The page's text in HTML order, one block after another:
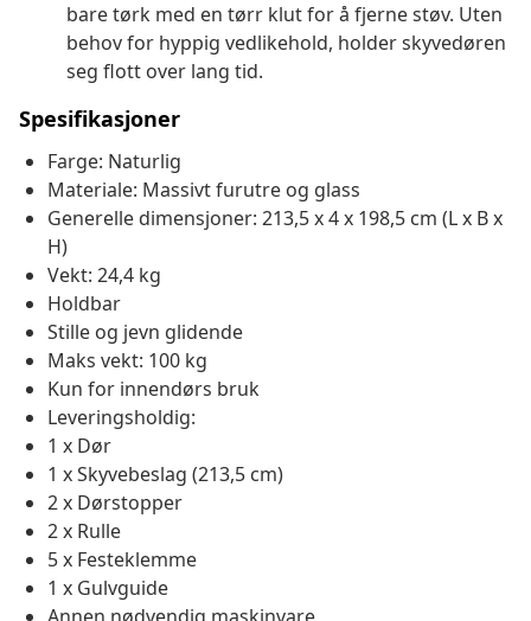
bare tørk med en tørr klut for å fjerne støv. Uten
behov for hyppig vedlikehold, holder skyvedøren
seg flott over lang tid.
Spesifikasjoner
Farge: Naturlig
Materiale: Massivt furutre og glass
Generelle dimensjoner: 213,5 x 4 x 198,5 cm (L x B x
H)
Vekt: 24,4 kg
Holdbar
Stille og jevn glidende
Maks vekt: 100 kg
Kun for innendørs bruk
Leveringsholdig:
1 x Dør
1 x Skyvebeslag (213,5 cm)
2 x Dørstopper
2 x Rulle
5 x Festeklemme
1 x Gulvguide